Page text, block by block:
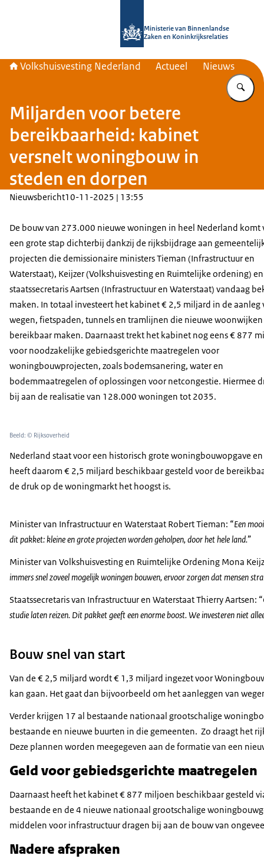
Ministerie van Binnenlandse
Zaken en Koninkrijksrelaties
Volkshuisvesting Nederland Actueel Nieuws
Miljarden voor betere
bereikbaarheid: kabinet
versnelt woningbouw in
steden en dorpen
Nieuwsbericht10-11-2025 | 13:55
De bouw van 273.000 nieuwe woningen in heel Nederland komt
een grote stap dichterbij dankzij de rijksbijdrage aan
projecten die demissionaire ministers Tieman (Infrastructuur en
Waterstaat), Keijzer (Volkshuisvesting en Ruimtelijke ordening) en
staatssecretaris Aartsen (Infrastructuur en Waterstaat) vandaag
maken. In totaal investeert het kabinet € 2,5 miljard in de aanleg
wegen, fietspaden, tunnels en tramlijnen die nieuwe woonwijken
bereikbaar maken. Daarnaast trekt het kabinet nog eens € 877
voor noodzakelijke gebiedsgerichte maatregelen voor
woningbouwprojecten, zoals bodemsanering, water en
bodemmaatregelen of oplossingen voor netcongestie. Hiermee
bij aan de realisatie van 128.000 woningen tot 2035.
Beeld: © Rijksoverheid
Nederland staat voor een historisch grote woningbouwopgave
heeft daarom € 2,5 miljard beschikbaar gesteld voor de
de druk op de woningmarkt het hoogst is.
Minister van Infrastructuur en Waterstaat Robert Tieman:
Een
dit pakket: kleine en grote projecten worden geholpen, door het hele land.
Minister van Volkshuisvesting en Ruimtelijke Ordening Mona
immers snel zoveel mogelijk woningen bouwen, ervoor zorgen dat mensen
Staatssecretaris van Infrastructuur en Waterstaat Thierry Aartsen:
studie laten reizen. Dit pakket geeft een enorme boost. We investeren niet
Bouw snel van start
Van de € 2,5 miljard wordt € 1,3 miljard ingezet voor
kan gaan. Het gaat dan bijvoorbeeld om het aanleggen van
Verder krijgen 17 al bestaande nationaal grootschalige
bestaande en nieuwe buurten in die gemeenten. Zo draagt het
Deze plannen worden meegegeven aan de formatie van een
Geld voor gebiedsgerichte maatregelen
Daarnaast heeft het kabinet € 877 miljoen beschikbaar gesteld
bestaande en de 4 nieuwe nationaal grootschalige
middelen voor infrastructuur dragen bij aan de bouw van
Nadere afspraken